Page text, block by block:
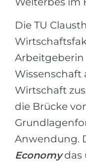
Die TU
Arbeitgeberin
Wirtschaft
die Brücke
Anwendung.
Economydas